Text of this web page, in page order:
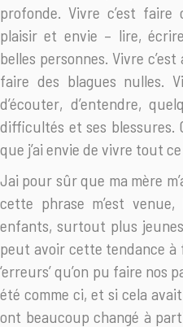
profonde. Vivre c’est
plaisir et envie – lire,
belles personnes. Vivre
faire des blagues nulles.
d’écouter, d’entendre,
difficultés et ses blessures.
que j’ai envie de vivre tout
Jai pour sûr que ma mère
cette phrase m’est
enfants, surtout plus
peut avoir cette tendance à
‘erreurs’ qu’on pu faire nos
été comme ci, et si cela
ont beaucoup changé à